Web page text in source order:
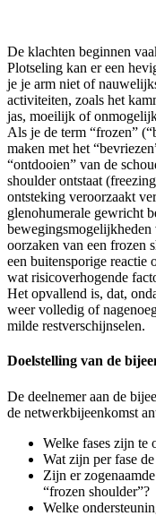
De klachten beginnen
Plotseling kan er een
je je arm niet of
activiteiten, zoals het
jas, moeilijk of
Als je de term “frozen”
maken met het
“ontdooien” van de
shoulder ontstaat
ontsteking veroorzaakt
glenohumerale gewricht
oorzaken van een frozen
een buitensporige reactie
wat risicoverhogende
Het opvallend is, dat,
weer volledig of
milde restverschijnselen.
Doelstelling van de
De deelnemer aan de
de netwerkbijeenkomst
Welke fases zijn te
Wat zijn per fase
Zijn er
“frozen shoulder”?
Welke